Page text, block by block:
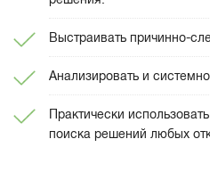
Выстраивать причинно-
Анализировать и
Практически
поиска решений любых